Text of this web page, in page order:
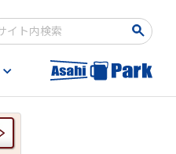
キーワード入力